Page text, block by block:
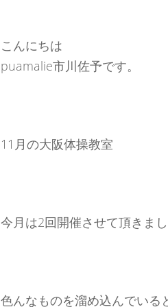
こんにちは
puamalie市川佐予です。
11月の大阪体操教室
今月は2回開催させて頂きまし
色んなものを溜め込んでいる